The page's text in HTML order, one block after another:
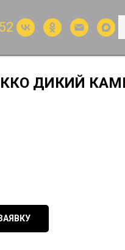
ДИКИЙ